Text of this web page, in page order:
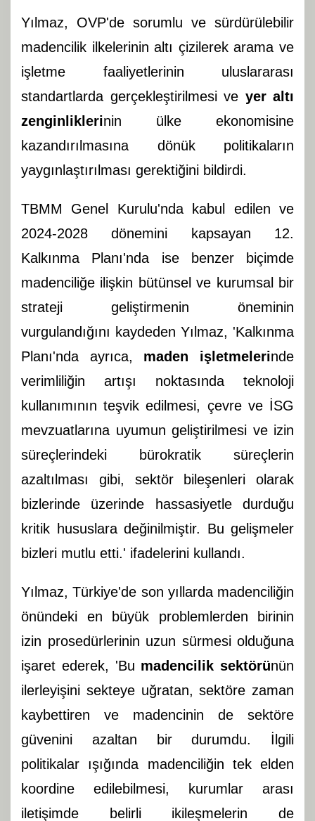
Yılmaz, OVP'de sorumlu ve sürdürülebilir
madencilik ilkelerinin altı çizilerek arama ve
işletme faaliyetlerinin uluslararası
standartlarda gerçekleştirilmesi ve yer altı
zenginliklerinin ülke ekonomisine
kazandırılmasına dönük politikaların
yaygınlaştırılması gerektiğini bildirdi.
TBMM Genel Kurulu'nda kabul edilen ve
2024-2028 dönemini kapsayan 12.
Kalkınma Planı'nda ise benzer biçimde
madenciliğe ilişkin bütünsel ve kurumsal bir
strateji geliştirmenin öneminin
vurgulandığını kaydeden Yılmaz, 'Kalkınma
Planı'nda ayrıca, maden işletmelerinde
verimliliğin artışı noktasında teknoloji
kullanımının teşvik edilmesi, çevre ve İSG
mevzuatlarına uyumun geliştirilmesi ve izin
süreçlerindeki bürokratik süreçlerin
azaltılması gibi, sektör bileşenleri olarak
bizlerinde üzerinde hassasiyetle durduğu
kritik hususlara değinilmiştir. Bu gelişmeler
bizleri mutlu etti.' ifadelerini kullandı.
Yılmaz, Türkiye'de son yıllarda madenciliğin
önündeki en büyük problemlerden birinin
izin prosedürlerinin uzun sürmesi olduğuna
işaret ederek, 'Bu madencilik sektörünün
ilerleyişini sekteye uğratan, sektöre zaman
kaybettiren ve madencinin de sektöre
güvenini azaltan bir durumdu. İlgili
politikalar ışığında madenciliğin tek elden
koordine edilebilmesi, kurumlar arası
iletişimde belirli ikileşmelerin de